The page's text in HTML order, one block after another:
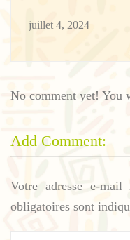
juillet 4, 2024
No comment yet! You
Add Comment:
Votre adresse e-
obligatoires sont